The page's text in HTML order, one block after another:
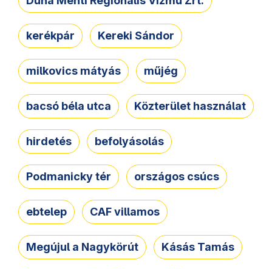
kerékpár Kereki Sándor
milkovics mátyás műjég
bacsó béla utca Közterület használat
hirdetés befolyásolás
Podmanicky tér országos csúcs
ebtelep CAF villamos
Megújul a Nagykörút Kásás Tamás